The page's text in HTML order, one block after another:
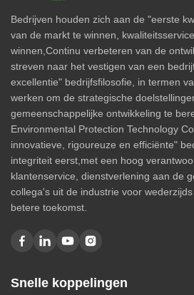
Bedrijven houden zich aan de "eerste
van de markt te winnen,
winnen,Continu verbeteren van de
streven naar het vestigen van een
excellentie" bedrijfsfilosofie, in termen
werken om de strategische
gemeenschappelijke ontwikkeling te
Environmental Protection Technology
innovatieve, rigoureuze en efficiënte"
integriteit eerst,met een hoog
klantenservice, dienstverlening aan de
collega's uit de industrie voor
betere toekomst.
Snelle koppelingen